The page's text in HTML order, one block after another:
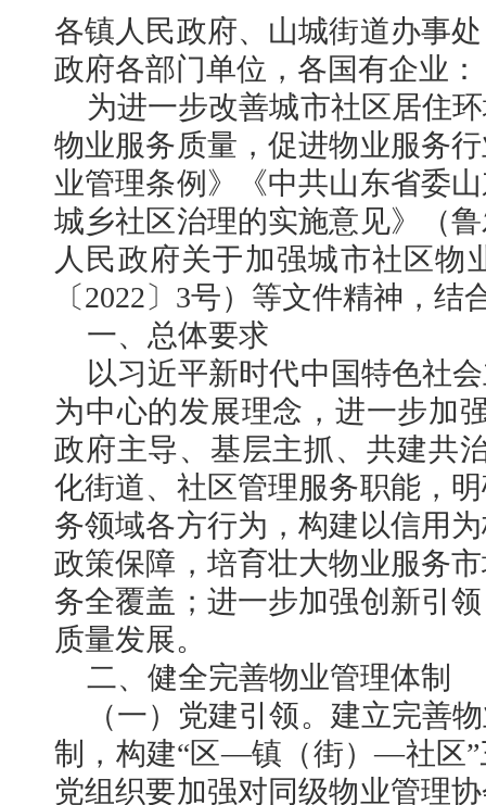
各镇人民政府、山城街道办事
政府各部门单位，各国有企业：
为进一步改善城市社区居住
物业服务质量，促进物业服务
业管理条例》《中共山东省委
城乡社区治理的实施意见》（鲁
人民政府关于加强城市社区物
〔2022〕3号）等文件精神，结
一、总体要求
以习近平新时代中国特色社
为中心的发展理念，进一步加
政府主导、基层主抓、共建共
化街道、社区管理服务职能，
务领域各方行为，构建以信用
政策保障，培育壮大物业服务
务全覆盖；进一步加强创新引
质量发展。
二、健全完善物业管理体制
（一）党建引领。建立完善
制，构建“区—镇（街）—社区”
党组织要加强对同级物业管理